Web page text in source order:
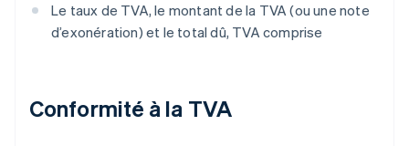
Le taux de TVA, le montant de la TVA (ou une note
d’exonération) et le total dû, TVA comprise
Conformité à la TVA